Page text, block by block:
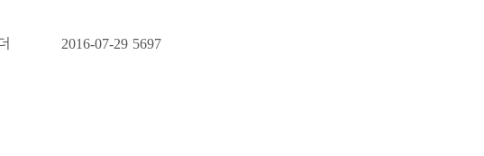
2016-07-29 5697